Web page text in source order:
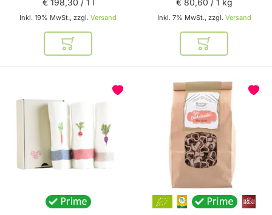
Inkl. 19% MwSt., zzgl. Versand
In den Warenkorb
Inkl. 7% MwSt., zzgl. Versand
In den